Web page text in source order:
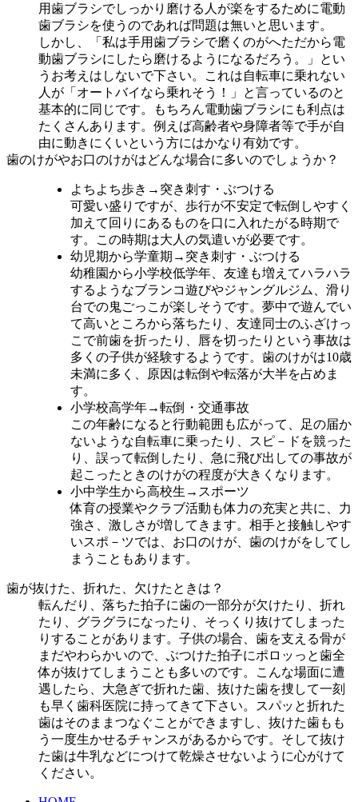
用歯ブラシでしっかり磨ける人が楽をするために電動
歯ブラシを使うのであれば問題は無いと思います。
しかし、「私は手用歯ブラシで磨くのがへただから電
動歯ブラシにしたら磨けるようになるだろう。」とい
うお考えはしないで下さい。これは自転車に乗れない
人が「オートバイなら乗れそう！」と言っているのと
基本的に同じです。もちろん電動歯ブラシにも利点は
たくさんあります。例えば高齢者や身障者等で手が自
由に動きにくいという方にはかなり有効です。
歯のけがやお口のけがはどんな場合に多いのでしょうか？
よちよち歩き→突き刺す・ぶつける
可愛い盛りですが、歩行が不安定で転倒しやすく
加えて回りにあるものを口に入れたがる時期で
す。この時期は大人の気遣いが必要です。
幼児期から学童期→突き刺す・ぶつける
幼稚園から小学校低学年、友達も増えてハラハラ
するようなブランコ遊びやジャングルジム、滑り
台での鬼ごっこが楽しそうです。夢中で遊んでい
て高いところから落ちたり、友達同士のふざけっ
こで前歯を折ったり、唇を切ったりという事故は
多くの子供が経験するようです。歯のけがは10歳
未満に多く、原因は転倒や転落が大半を占めま
す。
小学校高学年→転倒・交通事故
この年齢になると行動範囲も広がって、足の届か
ないような自転車に乗ったり、スピ－ドを競った
り、誤って転倒したり、急に飛び出しての事故が
起こったときのけがの程度が大きくなります。
小中学生から高校生→スポーツ
体育の授業やクラブ活動も体力の充実と共に、力
強さ、激しさが増してきます。相手と接触しやす
いスポ－ツでは、お口のけが、歯のけがをしてし
まうこともあります。
歯が抜けた、折れた、欠けたときは？
転んだり、落ちた拍子に歯の一部分が欠けたり、折れ
たり、グラグラになったり、そっくり抜けてしまった
りすることがあります。子供の場合、歯を支える骨が
まだやわらかいので、ぶつけた拍子にポロッっと歯全
体が抜けてしまうことも多いのです。こんな場面に遭
遇したら、大急ぎで折れた歯、抜けた歯を捜して一刻
も早く歯科医院に持ってきて下さい。スパッと折れた
歯はそのままつなぐことができますし、抜けた歯もも
う一度生かせるチャンスがあるからです。そして抜け
た歯は牛乳などにつけて乾燥させないように心がけて
ください。